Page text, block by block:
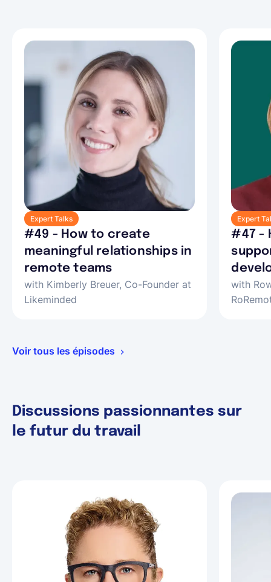
Expert Talks
#49 - How to create
meaningful relationships in
remote teams
with Kimberly Breuer, Co-Founder at
Likeminded
Expert
#47 -
with
Voir tous les épisodes
Discussions passionnantes sur
le futur du travail